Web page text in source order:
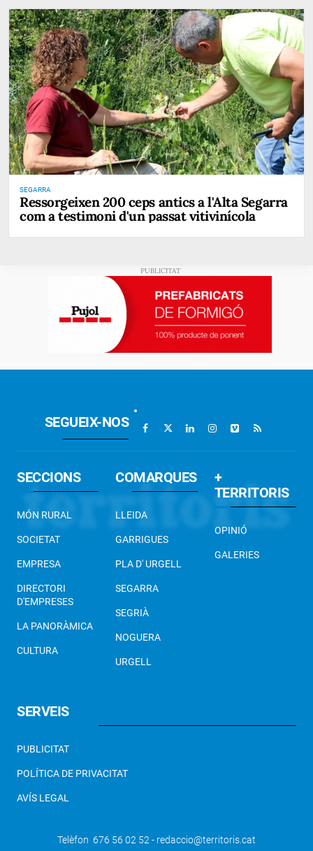
SEGARRA
Ressorgeixen 200 ceps antics a l'Alta Segarra
com a testimoni d'un passat vitivinícola
SEGUEIX-NOS
SECCIONS
MÓN RURAL
SOCIETAT
EMPRESA
DIRECTORI
D'EMPRESES
LA PANORÀMICA
CULTURA
COMARQUES
LLEIDA
GARRIGUES
PLA D' URGELL
SEGARRA
SEGRIÀ
NOGUERA
URGELL
+
TERRITORIS
OPINIÓ
GALERIES
SERVEIS
PUBLICITAT
POLÍTICA DE PRIVACITAT
AVÍS LEGAL
Telèfon 676 56 02 52 - redaccio@territoris.cat